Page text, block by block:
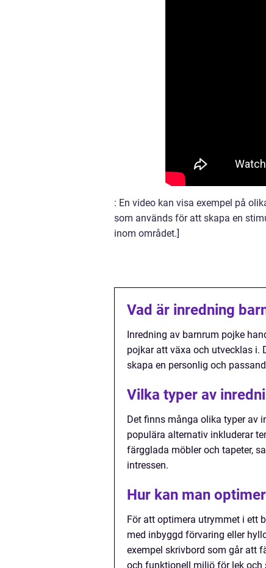
: En video kan visa exempel på
som används för att skapa en
inom området.]
Vad är inredning
Inredning av barnrum pojke
pojkar att växa och utvecklas i.
skapa en personlig och
Vilka typer av
Det finns många olika typer av
populära alternativ inkluderar
färgglada möbler och tapeter,
intressen.
Hur kan man
För att optimera utrymmet i ett
med inbyggd förvaring eller
exempel skrivbord som går att
och funktionell miljö för lek och